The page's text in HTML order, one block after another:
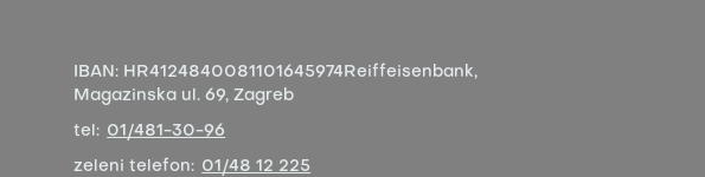
IBAN: HR4124840081101645974 Reiffeisenbank,
Magazinska ul. 69, Zagreb
tel: 01/481-30-96
zeleni telefon: 01/48 12 225